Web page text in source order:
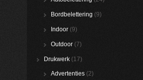
Bordbelettering (9)
Indoor (9)
Outdoor (7)
Drukwerk (17)
Advertenties (2)